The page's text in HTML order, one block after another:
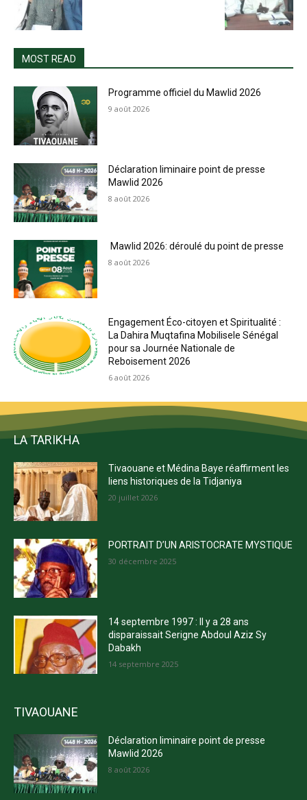
MOST READ
Programme officiel du Mawlid 2026
9 août 2026
Déclaration liminaire point de presse
Mawlid 2026
8 août 2026
Mawlid 2026: déroulé du point de presse
8 août 2026
Engagement Éco-citoyen et Spiritualité :
La Dahira Muqtafina Mobilisele Sénégal
pour sa Journée Nationale de
Reboisement 2026
6 août 2026
LA TARIKHA
Tivaouane et Médina Baye réaffirment les
liens historiques de la Tidjaniya
20 juillet 2026
PORTRAIT D’UN ARISTOCRATE MYSTIQUE
30 décembre 2025
14 septembre 1997 : Il y a 28 ans
disparaissait Serigne Abdoul Aziz Sy
Dabakh
14 septembre 2025
TIVAOUANE
Déclaration liminaire point de presse
Mawlid 2026
8 août 2026